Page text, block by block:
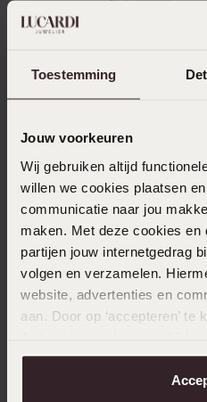
Toestemming
Jouw voorkeuren
Wij gebruiken altijd
willen we cookies plaatsen
communicatie naar jou
maken. Met deze cookies en
partijen jouw internetgedrag
volgen en verzamelen.
website, advertenties en
aan. Door op ‘accepteren’ te
over in onscookiebeleid.
Stainless steel roséplated
Seville
44.992250
-50% Personaliseer